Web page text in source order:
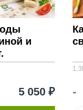
и
5 050 ₽ -